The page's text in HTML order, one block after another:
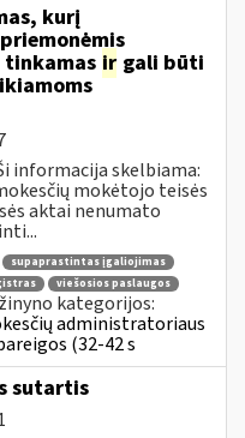
kurį
tinkamas ir gali būti
informacija skelbiama:
mokėtojo teisės
aktai nenumato
supaprastintas įgaliojimas
viešosios paslaugos
kategorijos:
administratoriaus
(32-42 s
sutartis